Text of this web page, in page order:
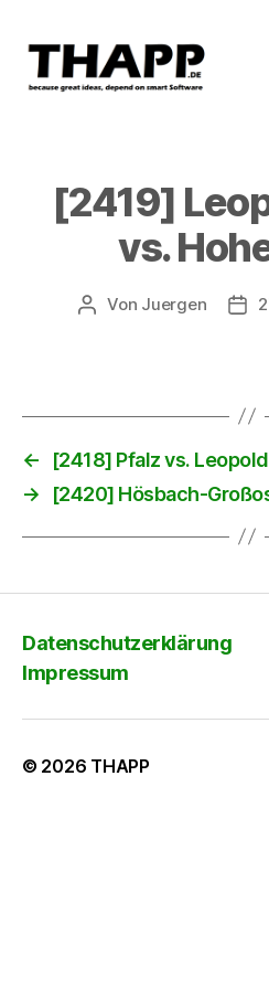
[2419]
vs.
Beitragsautor
Von Juergen
←
[2418] Pfalz vs.
→
[2420] Hösbach-
Datenschutzerklärung
Impressum
© 2026 THAPP